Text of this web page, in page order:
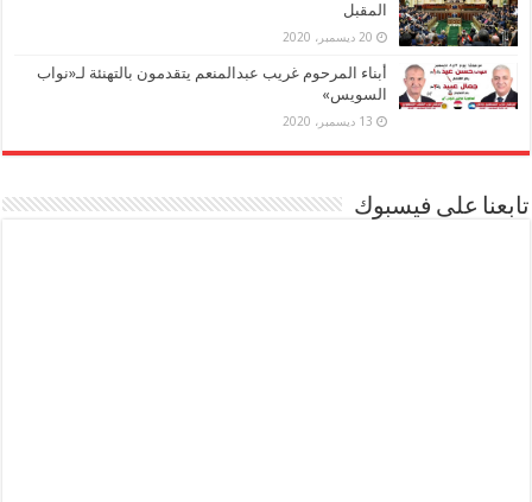
المقبل
20 ديسمبر، 2020
أبناء المرحوم غريب عبدالمنعم يتقدمون بالتهنئة لـ«نواب
السويس»
13 ديسمبر، 2020
تابعنا على فيسبوك